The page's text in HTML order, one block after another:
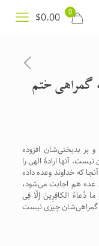
0
$0.00
گمراهی ختم
بر بدبختی‌شان افزوده
آنها ارادهٔ الهی را
که خداوند وعده داده
عده هم اجابت می‌شود،
دُعاءُ الکافِرِینَ إلّا فِی
چیزی نیست